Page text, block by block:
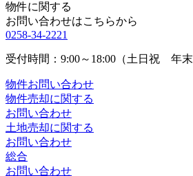
物件に関する
お問い合わせはこちらから
0258-34-2221
受付時間：9:00～18:00（土日祝 年末
物件お問い合わせ
物件売却に関する
お問い合わせ
土地売却に関する
お問い合わせ
総合
お問い合わせ